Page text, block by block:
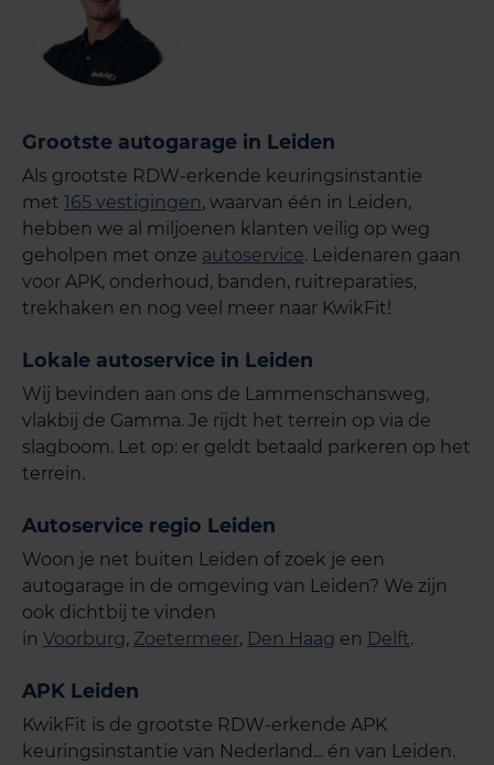
Grootste autogarage in Leiden
Als grootste RDW-erkende keuringsinstantie
met 165 vestigingen, waarvan één in Leiden,
hebben we al miljoenen klanten veilig op weg
geholpen met onze autoservice. Leidenaren gaan
voor APK, onderhoud, banden, ruitreparaties,
trekhaken en nog veel meer naar KwikFit!
Lokale autoservice in Leiden
Wij bevinden aan ons de Lammenschansweg,
vlakbij de Gamma. Je rijdt het terrein op via de
slagboom. Let op: er geldt betaald parkeren op het
terrein.
Autoservice regio Leiden
Woon je net buiten Leiden of zoek je een
autogarage in de omgeving van Leiden? We zijn
ook dichtbij te vinden
in Voorburg, Zoetermeer, Den Haag en Delft.
APK Leiden
KwikFit is de grootste RDW-erkende APK
keuringsinstantie van Nederland... én van Leiden.